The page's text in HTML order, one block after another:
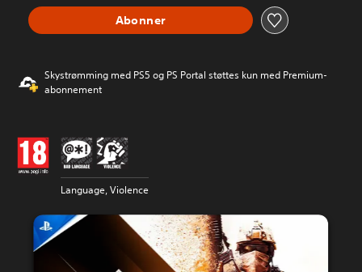
Abonner
Skystrømming med PS5 og PS Portal støttes kun med Premium-
abonnement
Language, Violence